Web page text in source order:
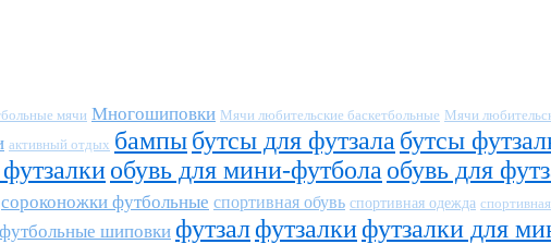
мячи Многошиповки Мячи любительские баскетбольные Мячи
активный отдых бампыбутсы для футзала бутсы
обувь для мини-футбола обувь для
сороконожки футбольные спортивная обувь спортивная одежда
футбольные шиповки футзалфутзалкифутзалки для